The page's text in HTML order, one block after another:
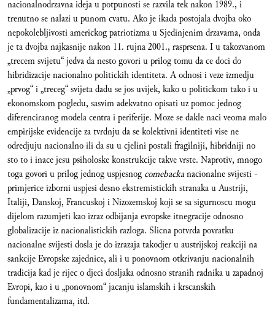
nacionalnodrzavna ideja u potpunosti se razvila tek nakon 1989., i
trenutno se nalazi u punom cvatu. Ako je ikada postojala dvojba oko
nepokolebljivosti americkog patriotizma u Sjedinjenim drzavama, onda
je ta dvojba najkasnije nakon 11. rujna 2001., rasprsena. I u takozvanom
„trecem svijetu“ jedva da nesto govori u prilog tomu da ce doci do
hibridizacije nacionalno politickih identiteta. A odnosi i veze izmedju
„prvog“ i „treceg“ svijeta dadu se jos uvijek, kako u politickom tako i u
ekonomskom pogledu, sasvim adekvatno opisati uz pomoc jednog
diferenciranog modela centra i periferije. Moze se dakle naci veoma malo
empirijske evidencije za tvrdnju da se kolektivni identiteti vise ne
odredjuju nacionalno ili da su u cjelini postali fragilniji, hibridniji no
sto to i inace jesu psiholoske konstrukcije takve vrste. Naprotiv, mnogo
toga govori u prilog jednog uspjesnog comebackanacionalne svijesti -
primjerice izborni uspjesi desno ekstremistickih stranaka u Austriji,
Italiji, Danskoj, Francuskoj i Nizozemskoj koji se sa sigurnoscu mogu
dijelom razumjeti kao izraz odbijanja evropske itnegracije odnosno
globalizacije iz nacionalistickih razloga. Slicna potvrda povratku
nacionalne svijesti dosla je do izrazaja takodjer u austrijskoj reakciji na
sankcije Evropske zajednice, ali i u ponovnom otkrivanju nacionalnih
tradicija kad je rijec o djeci dosljaka odnosno stranih radnika u zapadnoj
Evropi, kao i u „ponovnom“ jacanju islamskih i krscanskih
fundamentalizama, itd.